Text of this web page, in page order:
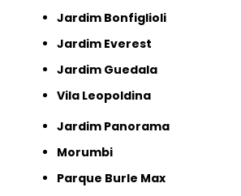
Jardim Bonfiglioli
Jardim Everest
Jardim Guedala
Vila Leopoldina
Jardim Panorama
Morumbi
Parque Burle Max